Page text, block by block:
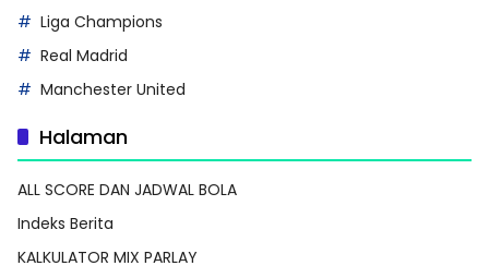
Liga Champions
Real Madrid
Manchester United
Halaman
ALL SCORE DAN JADWAL BOLA
Indeks Berita
KALKULATOR MIX PARLAY